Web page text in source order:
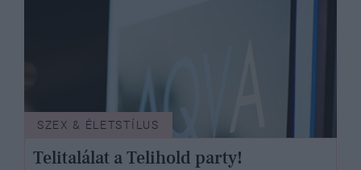
SZEX & ÉLETSTÍLUS
Telitalálat a Telihold party!